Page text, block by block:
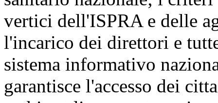
vertici dell'ISPRA e delle
l'incarico dei direttori e
sistema informativo
garantisce l'accesso dei